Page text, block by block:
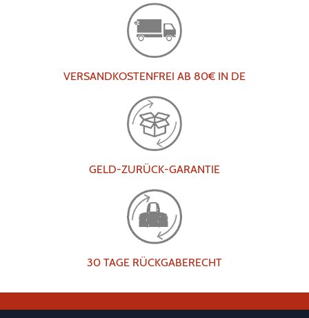
VERSANDKOSTENFREI AB 80€ IN DE
GELD-ZURÜCK-GARANTIE
30 TAGE RÜCKGABERECHT